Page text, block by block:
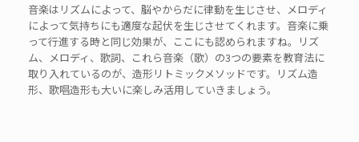
音楽はリズムによって、脳やからだに律動を生じさせ、メロディ
によって気持ちにも適度な起伏を生じさせてくれます。音楽に乗
って行進する時と同じ効果が、ここにも認められますね。リズ
ム、メロディ、歌詞、これら音楽（歌）の3つの要素を教育法に
取り入れているのが、造形リトミックメソッドです。リズム造
形、歌唱造形も大いに楽しみ活用していきましょう。